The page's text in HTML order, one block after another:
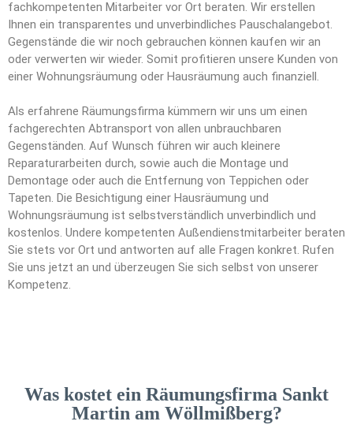
fachkompetenten Mitarbeiter vor Ort beraten. Wir erstellen
Ihnen ein transparentes und unverbindliches Pauschalangebot.
Gegenstände die wir noch gebrauchen können kaufen wir an
oder verwerten wir wieder. Somit profitieren unsere Kunden von
einer Wohnungsräumung oder Hausräumung auch finanziell.
Als erfahrene Räumungsfirma kümmern wir uns um einen
fachgerechten Abtransport von allen unbrauchbaren
Gegenständen. Auf Wunsch führen wir auch kleinere
Reparaturarbeiten durch, sowie auch die Montage und
Demontage oder auch die Entfernung von Teppichen oder
Tapeten. Die Besichtigung einer Hausräumung und
Wohnungsräumung ist selbstverständlich unverbindlich und
kostenlos. Undere kompetenten Außendienstmitarbeiter beraten
Sie stets vor Ort und antworten auf alle Fragen konkret. Rufen
Sie uns jetzt an und überzeugen Sie sich selbst von unserer
Kompetenz.
Was kostet ein Räumungsfirma Sankt
Martin am Wöllmißberg?